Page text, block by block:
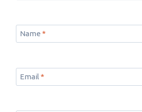
Name *
Email *